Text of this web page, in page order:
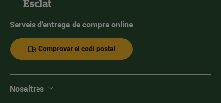
Serveis d'entrega de compra online
Comprovar el codi postal
Nosaltres